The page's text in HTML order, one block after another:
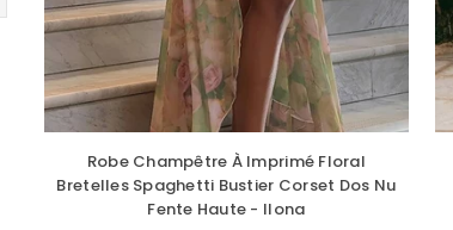
Robe Champêtre À Imprimé Floral
Bretelles Spaghetti Bustier Corset Dos Nu
Fente Haute - Ilona